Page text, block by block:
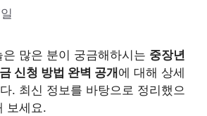
많은 분이 궁금해하시는 중장년
신청 방법 완벽 공개 에 대해 상세
. 최신 정보를 바탕으로 정리했으
보세요.